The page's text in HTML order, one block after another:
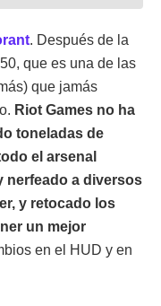
. Después de la
que es una de las
que jamás
Riot Games no ha
toneladas de
el arsenal
nerfeado a diversos
y retocado los
un mejor
en el HUD y en